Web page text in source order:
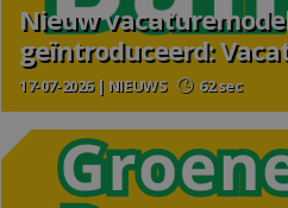
Nieuw
geïntroduceerd:
17-07-2026 | NIEUWS 62 sec